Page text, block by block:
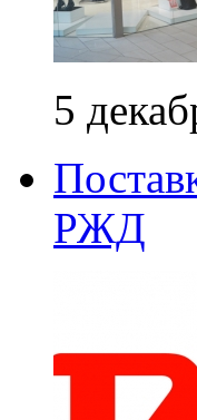
5
РЖД